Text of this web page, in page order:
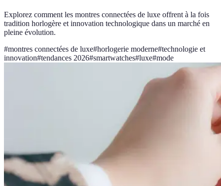
Explorez comment les montres connectées de luxe offrent à la fois
tradition horlogère et innovation technologique dans un marché en
pleine évolution.
#montres connectées de luxe#horlogerie moderne#technologie et
innovation#tendances 2026#smartwatches#luxe#mode